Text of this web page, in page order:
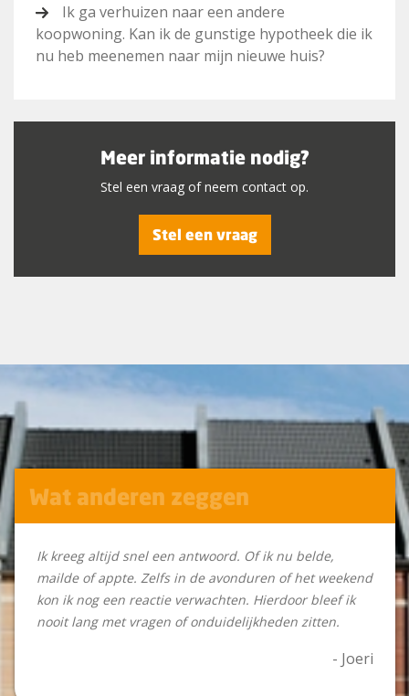
Ik ga verhuizen naar een andere
koopwoning. Kan ik de gunstige hypotheek die ik
nu heb meenemen naar mijn nieuwe huis?
Meer informatie nodig?
Stel een vraag of neem contact op.
Stel een vraag
Wat anderen zeggen
Ik kreeg altijd snel een antwoord. Of ik nu belde,
mailde of appte. Zelfs in de avonduren of het weekend
kon ik nog een reactie verwachten. Hierdoor bleef ik
nooit lang met vragen of onduidelijkheden zitten.
- Joeri